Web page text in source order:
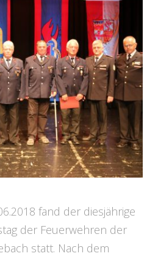
fand der diesjährige
der Feuerwehren der
statt. Nach dem